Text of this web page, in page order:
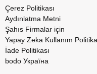
Çerez Politikası
Aydınlatma Metni
Şahıs Firmalar için
Yapay Zeka Kullanım
İade Politikası
bodo Україна